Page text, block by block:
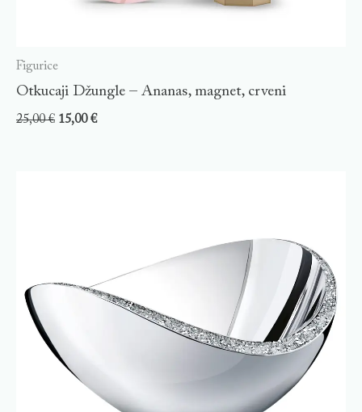
Figurice
Otkucaji Džungle – Ananas, magnet, crveni
25,00€ 15,00€